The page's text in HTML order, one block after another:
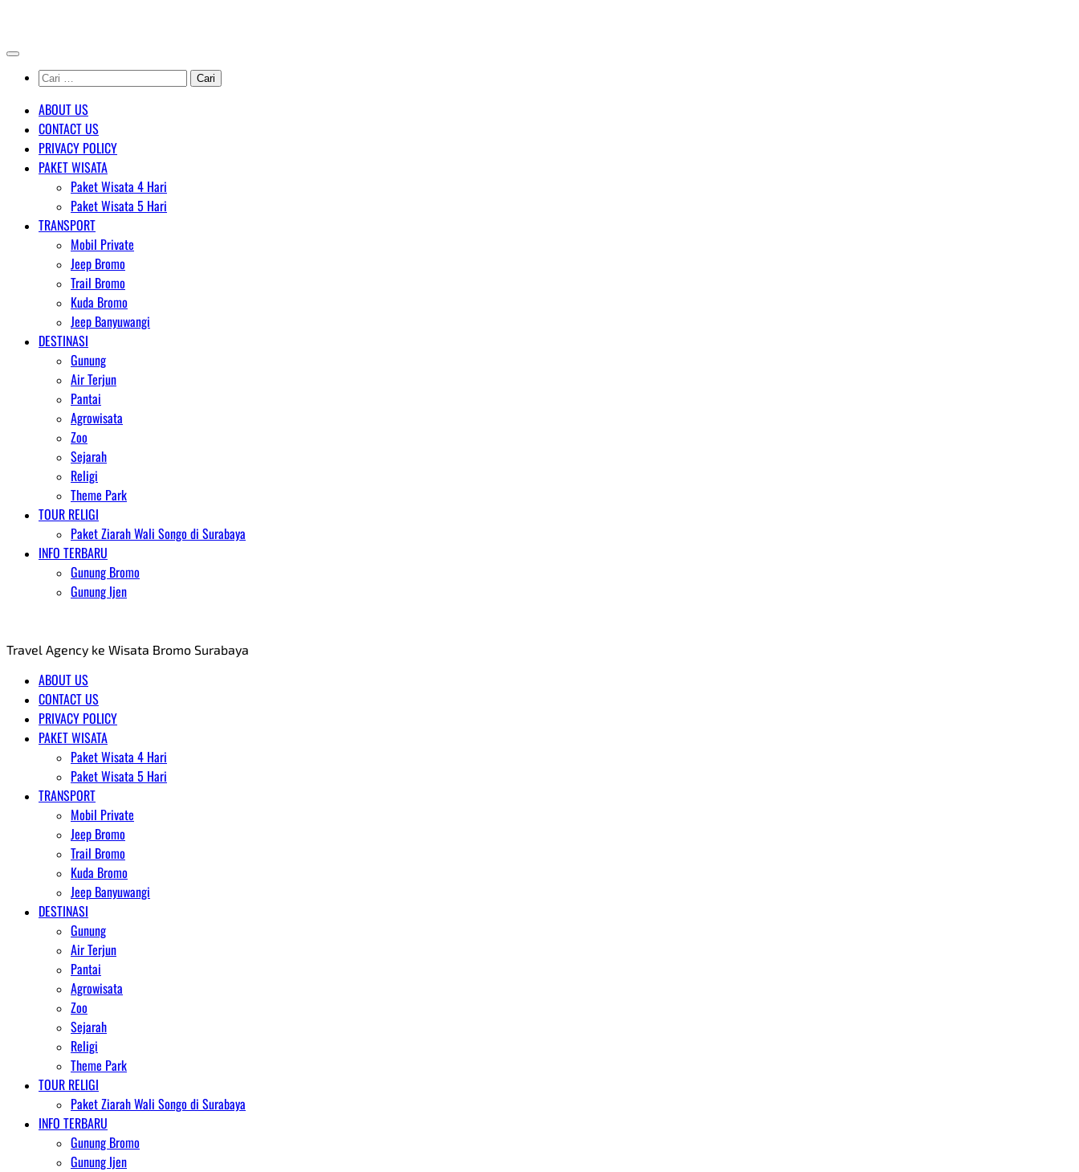
content
Cari
untuk:
ABOUT US
CONTACT US
PRIVACY POLICY
PAKET WISATA
Paket Wisata 4 Hari
Paket Wisata 5 Hari
TRANSPORT
Mobil Private
Jeep Bromo
Trail Bromo
Kuda Bromo
Jeep Banyuwangi
DESTINASI
Gunung
Air Terjun
Pantai
Agrowisata
Zoo
Sejarah
Religi
Theme Park
TOUR RELIGI
Paket Ziarah Wali Songo di Surabaya
INFO TERBARU
Gunung Bromo
Gunung Ijen
Travel Agency ke Wisata Bromo Surabaya
ABOUT US
CONTACT US
PRIVACY POLICY
PAKET WISATA
Paket Wisata 4 Hari
Paket Wisata 5 Hari
TRANSPORT
Mobil Private
Jeep Bromo
Trail Bromo
Kuda Bromo
Jeep Banyuwangi
DESTINASI
Gunung
Air Terjun
Pantai
Agrowisata
Zoo
Sejarah
Religi
Theme Park
TOUR RELIGI
Paket Ziarah Wali Songo di Surabaya
INFO TERBARU
Gunung Bromo
Gunung Ijen